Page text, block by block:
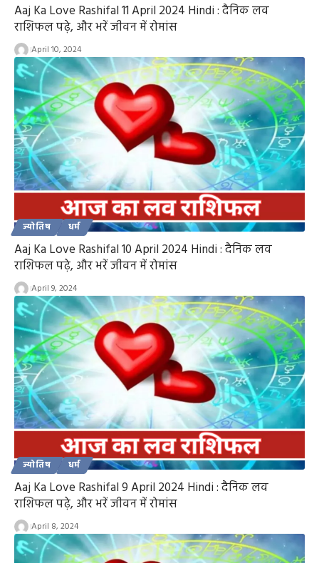
Aaj Ka Love Rashifal 11 April 2024 Hindi : दैनिक लव
राशिफल पढ़े, और भरें जीवन में रोमांस
April 10, 2024
ज्योतिष धर्म
Aaj Ka Love Rashifal 10 April 2024 Hindi : दैनिक लव
राशिफल पढ़े, और भरें जीवन में रोमांस
April 9, 2024
ज्योतिष धर्म
Aaj Ka Love Rashifal 9 April 2024 Hindi : दैनिक लव
राशिफल पढ़े, और भरें जीवन में रोमांस
April 8, 2024